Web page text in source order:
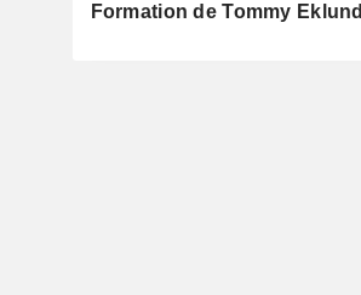
Formation de Tommy Eklund